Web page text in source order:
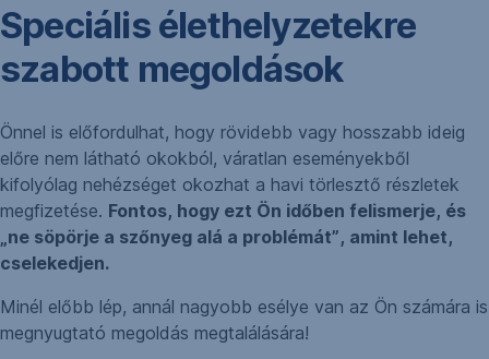
Speciális élethelyzetekre
szabott megoldások
Önnel is előfordulhat, hogy rövidebb vagy hosszabb ideig
előre nem látható okokból, váratlan eseményekből
kifolyólag nehézséget okozhat a havi törlesztő részletek
megfizetése. Fontos, hogy ezt Ön időben felismerje, és
„ne söpörje a szőnyeg alá a problémát”, amint lehet,
cselekedjen.
Minél előbb lép, annál nagyobb esélye van az Ön számára is
megnyugtató megoldás megtalálására!